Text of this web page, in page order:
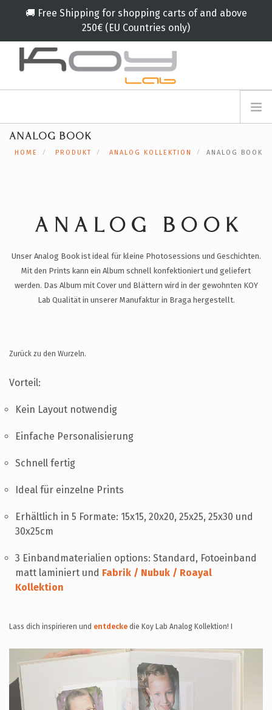
🚚 Free Shipping for shopping carts of and above
250€ (EU Countries only)
ANMELDEFORMULAR
KAMPAGNE
BLOG
KONTAKT
ANALOG BOOK
HOME PRODUKT ANALOG KOLLEKTION ANALOG BOOK
ANALOG BOOK
Unser Analog Book ist ideal für kleine Photosessions und Geschichten.
Mit den Prints kann ein Album schnell konfektioniert und geliefert
werden. Das Album mit Cover und Blättern wird in der gewohnten KOY
Lab Qualität in unserer Manufaktur in Braga hergestellt.
Zurück zu den Wurzeln.
Vorteil:
Kein Layout notwendig
Einfache Personalisierung
Schnell fertig
Ideal für einzelne Prints
Erhältlich in 5 Formate: 15x15, 20x20, 25x25, 25x30 und
30x25cm
3 Einbandmaterialien options: Standard, Fotoeinband
matt laminiert und Fabrik / Nubuk / Roayal
Kollektion
Lass dich inspirieren und entdecke die Koy Lab Analog Kollektion! I